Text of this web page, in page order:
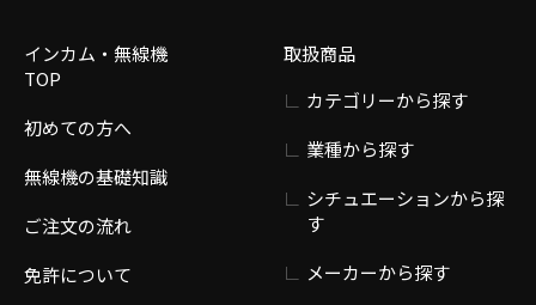
インカム・無線機
TOP
初めての方へ
無線機の基礎知識
ご注文の流れ
免許について
取扱商品
カテゴリーから探す
業種から探す
シチュエーションから探
す
メーカーから探す